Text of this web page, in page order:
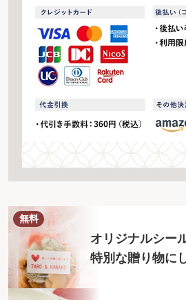
無料
オリジナルシー
特別な贈り物に